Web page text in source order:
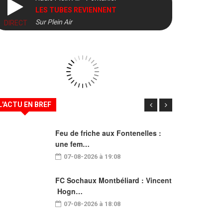
DIRECT
LES TUBES REVIENNENT
Sur Plein Air
EN BREF
Feu de friche aux Fontenelles :
une fem…
07-08-2026 à 19:08
FC Sochaux Montbéliard : Vincent
Hogn…
07-08-2026 à 18:08